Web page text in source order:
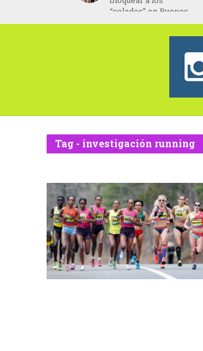
“colados” en Buenos
Aires
Tag - investigación running